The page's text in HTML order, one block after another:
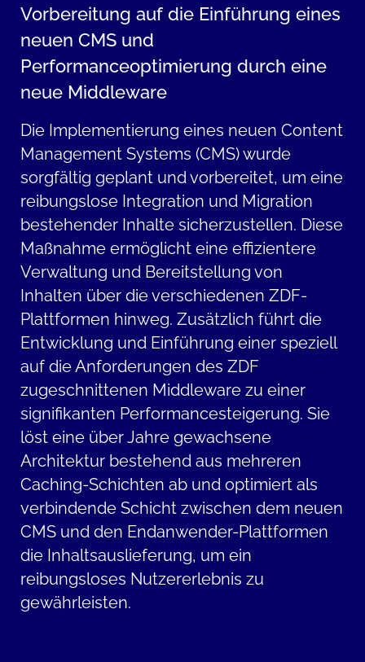
Vorbereitung auf die Einführung eines
neuen CMS und
Performanceoptimierung durch eine
neue Middleware
Die Implementierung eines neuen Content
Management Systems (CMS) wurde
sorgfältig geplant und vorbereitet, um eine
reibungslose Integration und Migration
bestehender Inhalte sicherzustellen. Diese
Maßnahme ermöglicht eine effizientere
Verwaltung und Bereitstellung von
Inhalten über die verschiedenen ZDF-
Plattformen hinweg. Zusätzlich führt die
Entwicklung und Einführung einer speziell
auf die Anforderungen des ZDF
zugeschnittenen Middleware zu einer
signifikanten Performancesteigerung. Sie
löst eine über Jahre gewachsene
Architektur bestehend aus mehreren
Caching-Schichten ab und optimiert als
verbindende Schicht zwischen dem neuen
CMS und den Endanwender-Plattformen
die Inhaltsauslieferung, um ein
reibungsloses Nutzererlebnis zu
gewährleisten.